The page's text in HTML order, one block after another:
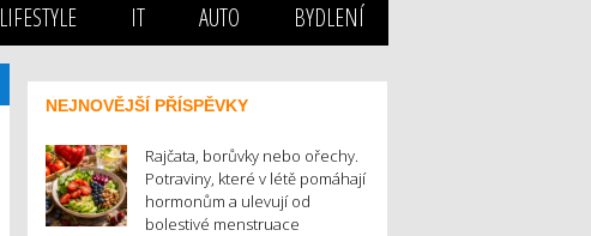
LIFESTYLE IT AUTO BYDLENÍ
NEJNOVĚJŠÍ PŘÍSPĚVKY
Rajčata, borůvky nebo ořechy.
Potraviny, které v létě pomáhají
hormonům a ulevují od
bolestivé menstruace